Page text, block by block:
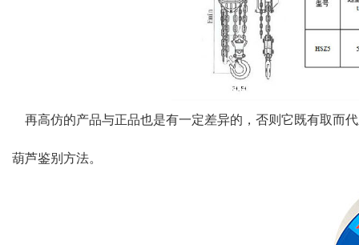
再高仿的产品与正品也是有一定差异的，否则它既有取而
葫芦鉴别方法。